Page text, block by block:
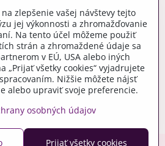
Materiály na stiahnutie
Blog
zlepšenie vašej návštevy tejto
jej výkonnosti a zhromažďovanie
Na tento účel môžeme použiť
strán a zhromaždené údaje sa
v EÚ, USA alebo iných
„Prijať všetky cookies“ vyjadrujete
Nižšie môžete nájsť
alebo upraviť svoje preferencie.
osobných údajov
Prijať všetky cookies